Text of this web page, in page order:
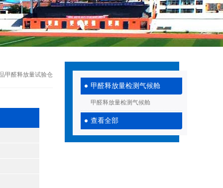
甲醛释放量检测气候舱
甲醛释放量检测气候舱
查看全部
甲醛释放量试验仓